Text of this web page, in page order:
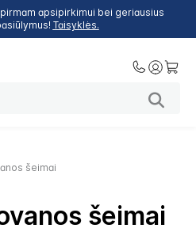
apsipirkimui bei geriausius
Taisyklės.
šeimai
šeimai